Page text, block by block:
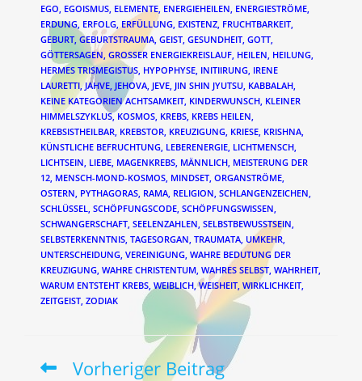
EGO, EGOISMUS, ELEMENTE, ENERGIEHEILEN, ENERGIESTRÖME,
ERDUNG, ERFOLG, ERFÜLLUNG, EXISTENZ, FRUCHTBARKEIT,
GEBURT, GEBURTSTRAUMA, GEIST, GESUNDHEIT, GOTT,
GÖTTERSAGEN, GROSSER ENERGIEKREISLAUF , HEILEN, HEILUNG,
HERMES TRISMEGISTUS, HYPOPHYSE, INITIIRUNG, IRENE
LAURETTI, JAHVE, JEHOVA, JEVE, JIN SHIN JYUTSU, KABBALAH,
KEINE KATEGORIEN ACHTSAMKEIT, KINDERWUNSCH, KLEINER
HIMMELSZYKLUS, KOSMOS, KREBS, KREBS HEILEN,
KREBSISTHEILBAR, KREBSTOR, KREUZIGUNG, KRIESE, KRISHNA,
KÜNSTLICHE BEFRUCHTUNG, LEBERENERGIE, LICHTMENSCH,
LICHTSEIN, LIEBE, MAGENKREBS, MÄNNLICH, MEISTERUNG DER
12, MENSCH-MOND-KOSMOS, MINDSET, ORGANSTRÖME,
OSTERN, PYTHAGORAS, RAMA, RELIGION, SCHLANGENZEICHEN,
SCHLÜSSEL, SCHÖPFUNGSCODE, SCHÖPFUNGSWISSEN,
SCHWANGERSCHAFT, SEELENZAHLEN, SELBSTBEWUSSTSEIN,
SELBSTERKENNTNIS, TAGESORGAN, TRAUMATA, UMKEHR,
UNTERSCHEIDUNG, VEREINIGUNG, WAHRE BEDUTUNG DER
KREUZIGUNG, WAHRE CHRISTENTUM, WAHRES SELBST, WAHRHEIT,
WARUM ENTSTEHT KREBS, WEIBLICH, WEISHEIT, WIRKLICHKEIT,
ZEITGEIST, ZODIAK
WeitereVorheriger Beitrag